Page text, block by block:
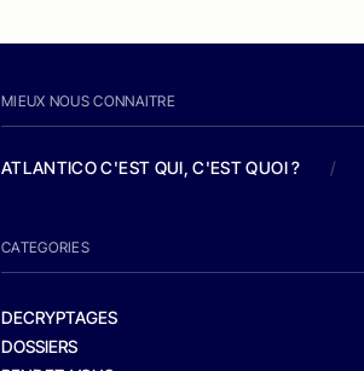
MIEUX NOUS CONNAITRE
ATLANTICO C'EST QUI, C'EST QUOI ? /
CATEGORIES
DECRYPTAGES
DOSSIERS